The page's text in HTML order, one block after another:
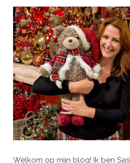
Welkom op mijn blog! Ik ben